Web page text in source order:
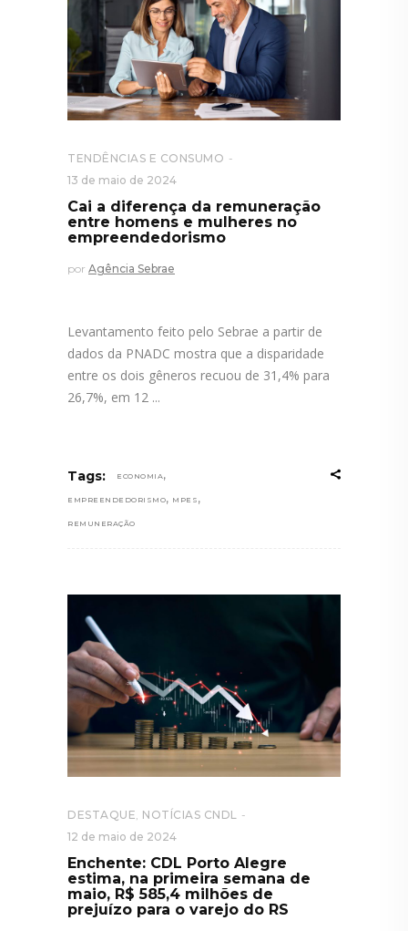
TENDÊNCIAS E CONSUMO
13 de maio de 2024
Cai a diferença da remuneração
entre homens e mulheres no
empreendedorismo
por Agência Sebrae
Levantamento feito pelo Sebrae a partir de
dados da PNADC mostra que a disparidade
entre os dois gêneros recuou de 31,4% para
26,7%, em 12
Tags: ECONOMIA,
EMPREENDEDORISMO, MPES ,
REMUNERAÇÃO
DESTAQUE, NOTÍCIAS CNDL
12 de maio de 2024
Enchente: CDL Porto Alegre
estima, na primeira semana de
maio, R$ 585,4 milhões de
prejuízo para o varejo do RS